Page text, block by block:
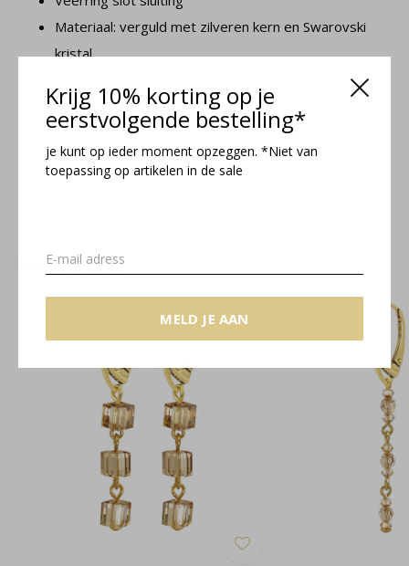
Krijg 10% korting op je
eerstvolgende bestelling*
je kunt op ieder moment opzeggen. *Niet van
toepassing op artikelen in de sale
MELD JE AAN
Materiaal: verguld met zilveren kern en Swarovski
kristal
Loïs collectie
Maattabel
Related articles